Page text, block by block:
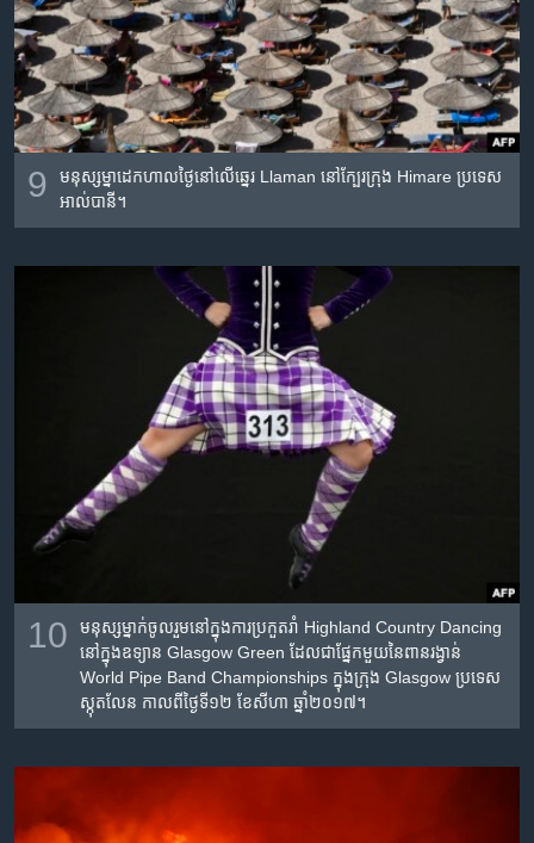
9
មនុស្ស​ម្នា​ដេក​ហាល​ថ្ងៃ​នៅ​លើ​ឆ្នេរ Llaman នៅ​ក្បែរ​ក្រុង Himare ប្រទេស​
អាល់បានី។
10
មនុស្ស​ម្នាក់​ចូលរួម​នៅ​ក្នុង​ការ​ប្រកួត​រាំ Highland Country Dancing
នៅ​ក្នុង​ឧទ្យាន Glasgow Green ដែល​ជា​ផ្នែក​មួយ​នៃ​ពានរង្វាន់
World Pipe Band Championships ក្នុង​ក្រុង Glasgow ប្រទេស​
ស្កុតលែន កាលពី​ថ្ងៃទី១២ ខែសីហា ឆ្នាំ២០១៧។